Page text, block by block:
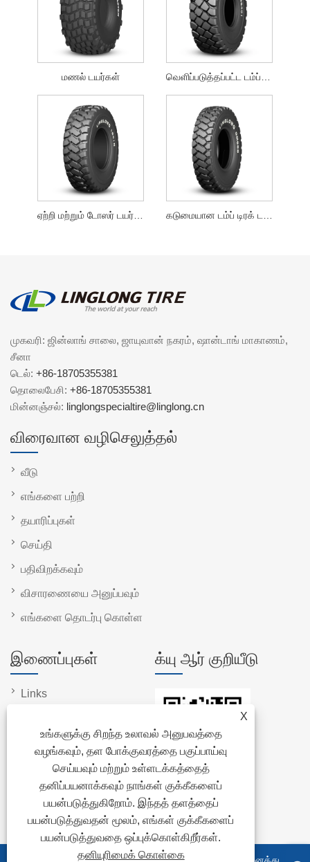
மணல் டயர்கள்
ஏற்றி மற்றும் டோஸர் டயர்கள்
X
உங்களுக்கு சிறந்த உலாவல் அனுபவத்தை
வழங்கவும், தள போக்குவரத்தை பகுப்பாய்வு
செய்யவும் மற்றும் உள்ளடக்கத்தைத்
தனிப்பயனாக்கவும் நாங்கள் குக்கீகளைப்
பயன்படுத்துகிறோம். இந்தத் தளத்தைப்
பயன்படுத்துவதன் மூலம், எங்கள் குக்கீகளைப்
பயன்படுத்துவதை ஒப்புக்கொள்கிறீர்கள்.
தனியுரிமைக் கொள்கை
முகவரி: ஜின்லாங் சாலை, ஜாயுவான் நகரம், ஷான்டாங் மாகாணம்,
சீனா
டெல்: +86-18705355381
தொலைபேசி: +86-18705355381
மின்னஞ்சல்: linglongspecialtire@linglong.cn
விரைவான வழிசெலுத்தல்
வீடு
எங்களை பற்றி
தயாரிப்புகள்
செய்தி
பதிவிறக்கவும்
விசாரணையை அனுப்பவும்
எங்களை தொடர்பு கொள்ள
இணைப்புகள்
Links
தனியுரிமைக் கொள்கை
க்யு ஆர் குறியீடு
பதிப்புரிமை © 2023 Shandong Linglong Tyre Co.,Ltd. அனைத்து